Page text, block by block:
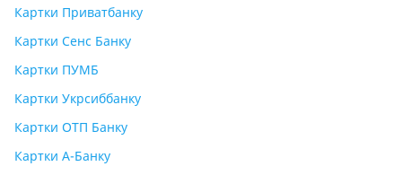
Картки Приватбанку
Картки Сенс Банку
Картки ПУМБ
Картки Укрсиббанку
Картки ОТП Банку
Картки А-Банку